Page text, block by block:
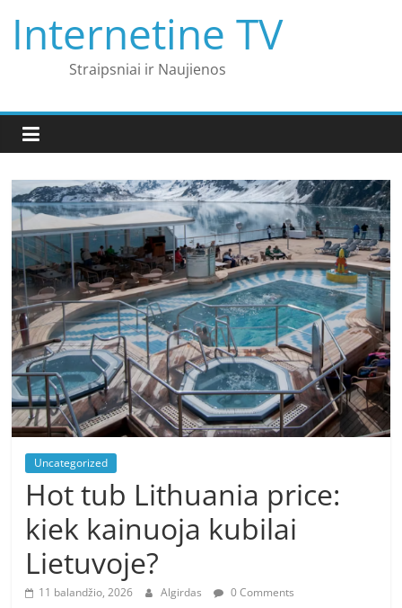
content
Internetine TV
Straipsniai ir Naujienos
Uncategorized
Hot tub Lithuania price:
kiek kainuoja kubilai
Lietuvoje?
11 balandžio, 2026 Algirdas 0 Comments